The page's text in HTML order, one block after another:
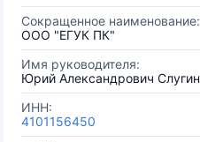
Сокращенное наименование:
ООО "ЕГУК ПК"
Имя руководителя:
Юрий Александрович Слугин
ИНН:
4101156450